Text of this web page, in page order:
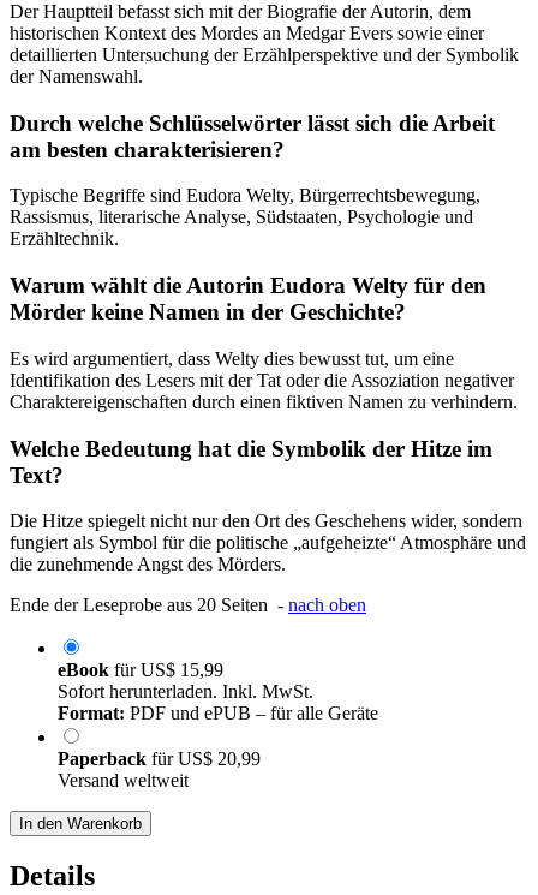
Der Hauptteil befasst sich mit der Biografie der Autorin, dem
historischen Kontext des Mordes an Medgar Evers sowie einer
detaillierten Untersuchung der Erzählperspektive und der Symbolik
der Namenswahl.
Durch welche Schlüsselwörter lässt sich die Arbeit
am besten charakterisieren?
Typische Begriffe sind Eudora Welty, Bürgerrechtsbewegung,
Rassismus, literarische Analyse, Südstaaten, Psychologie und
Erzähltechnik.
Warum wählt die Autorin Eudora Welty für den
Mörder keine Namen in der Geschichte?
Es wird argumentiert, dass Welty dies bewusst tut, um eine
Identifikation des Lesers mit der Tat oder die Assoziation negativer
Charaktereigenschaften durch einen fiktiven Namen zu verhindern.
Welche Bedeutung hat die Symbolik der Hitze im
Text?
Die Hitze spiegelt nicht nur den Ort des Geschehens wider, sondern
fungiert als Symbol für die politische „aufgeheizte“ Atmosphäre und
die zunehmende Angst des Mörders.
Ende der Leseprobe aus 20 Seiten - nach oben
eBook fürUS$ 15,99
Sofort herunterladen. Inkl. MwSt.
Format: PDF und ePUB – für alle Geräte
Paperback fürUS$ 20,99
Versand weltweit
In den Warenkorb
Details